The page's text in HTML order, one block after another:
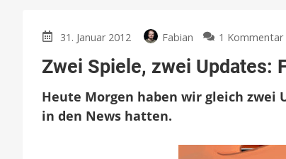
31. Januar 2012 Fabian 1 Kommentar
Zwei Spiele, zwei Updates:
Heute Morgen haben wir gleich zwei
in den News hatten.